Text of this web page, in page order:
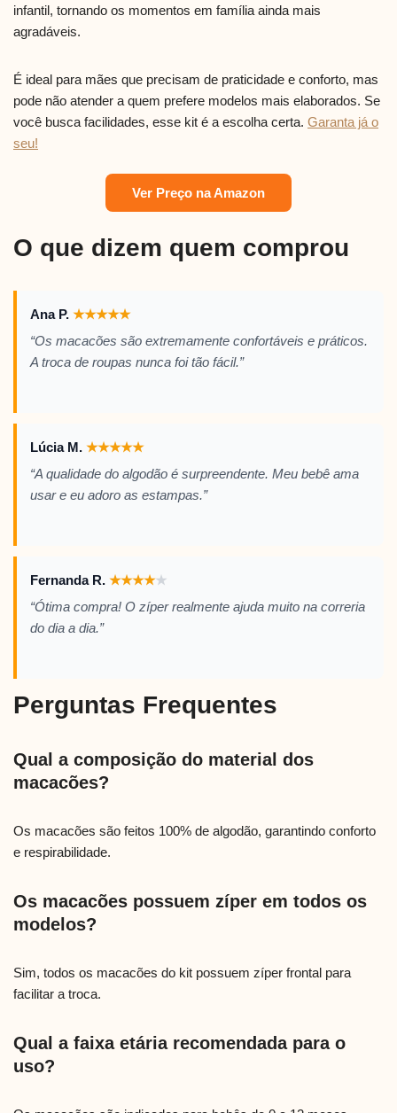
infantil, tornando os momentos em família ainda mais
agradáveis.
É ideal para mães que precisam de praticidade e conforto, mas
pode não atender a quem prefere modelos mais elaborados. Se
você busca facilidades, esse kit é a escolha certa. Garanta já o
seu!
Ver Preço na Amazon
O que dizem quem comprou
Ana P. ★★★★★
“Os macacões são extremamente confortáveis e práticos.
A troca de roupas nunca foi tão fácil.”
Lúcia M. ★★★★★
“A qualidade do algodão é surpreendente. Meu bebê ama
usar e eu adoro as estampas.”
Fernanda R. ★★★★★
“Ótima compra! O zíper realmente ajuda muito na correria
do dia a dia.”
Perguntas Frequentes
Qual a composição do material dos
macacões?
Os macacões são feitos 100% de algodão, garantindo conforto
e respirabilidade.
Os macacões possuem zíper em todos os
modelos?
Sim, todos os macacões do kit possuem zíper frontal para
facilitar a troca.
Qual a faixa etária recomendada para o
uso?